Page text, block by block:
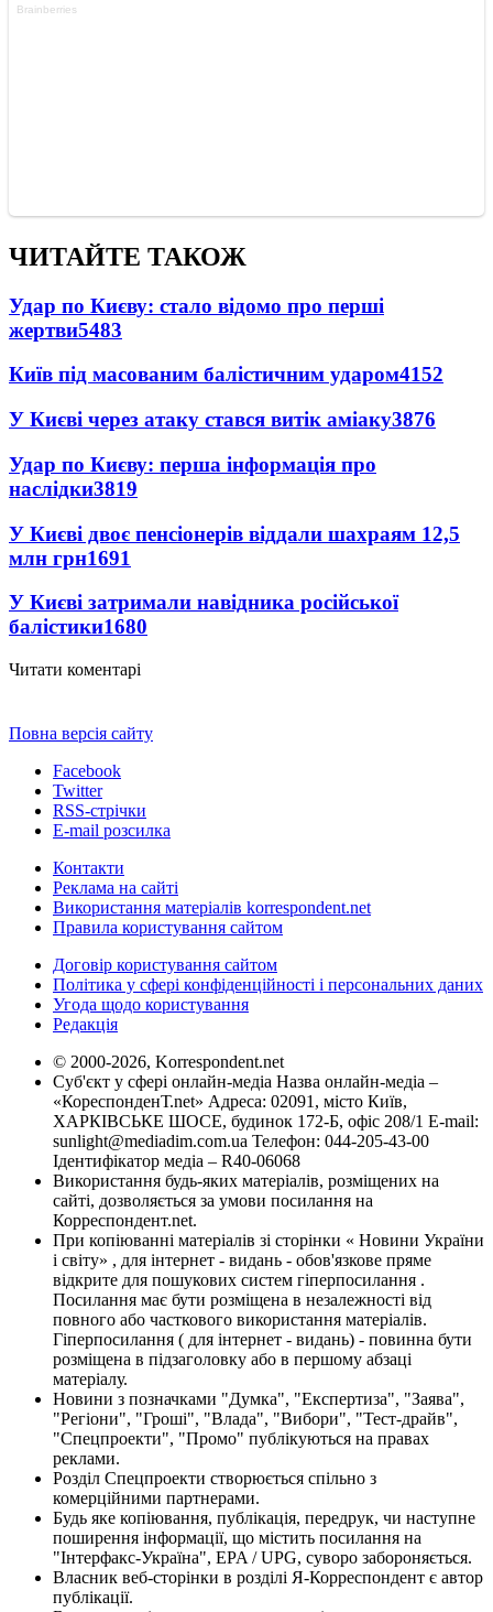
ЧИТАЙТЕ ТАКОЖ
Удар по Києву: стало відомо про перші
жертви5483
Київ під масованим балістичним ударом4152
У Києві через атаку стався витік аміаку3876
Удар по Києву: перша інформація про
наслідки3819
У Києві двоє пенсіонерів віддали шахраям 12,5
млн грн1691
У Києві затримали навідника російської
балістики1680
Читати коментарі
Повна версія сайту
Facebook
Twitter
RSS-стрічки
E-mail розсилка
Контакти
Реклама на сайті
Використання матеріалів korrespondent.net
Правила користування сайтом
Договір користування сайтом
Політика у сфері конфіденційності і персональних даних
Угода щодо користування
Редакція
© 2000-2026, Korrespondent.net
Суб'єкт у сфері онлайн-медіа Назва онлайн-медіа –
«КореспонденТ.net» Адреса: 02091, місто Київ,
ХАРКІВСЬКЕ ШОСЕ, будинок 172-Б, офіс 208/1 E-mail:
sunlight@mediadim.com.ua Телефон: 044-205-43-00
Ідентифікатор медіа – R40-06068
Використання будь-яких матеріалів, розміщених на
сайті, дозволяється за умови посилання на
Корреспондент.net.
При копіюванні матеріалів зі сторінки « Новини України
і світу» , для інтернет - видань - обов'язкове пряме
відкрите для пошукових систем гіперпосилання .
Посилання має бути розміщена в незалежності від
повного або часткового використання матеріалів.
Гіперпосилання ( для інтернет - видань) - повинна бути
розміщена в підзаголовку або в першому абзаці
матеріалу.
Новини з позначками "Думка", "Експертиза", "Заява",
"Регіони", "Гроші", "Влада", "Вибори", "Тест-драйв",
"Спецпроекти", "Промо" публікуються на правах
реклами.
Розділ Спецпроекти створюється спільно з
комерційними партнерами.
Будь яке копіювання, публікація, передрук, чи наступне
поширення інформації, що містить посилання на
"Інтерфакс-Україна", EPA / UPG, суворо забороняється.
Власник веб-сторінки в розділі Я-Корреспондент є автор
публікації.